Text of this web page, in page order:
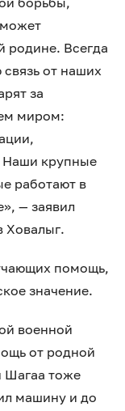
родине. Всегда
от наших
за
миром:
Наши крупные
работают в
— заявил
Ховалыг.
помощь,
значение.
военной
от родной
Шагаа тоже
машину и до